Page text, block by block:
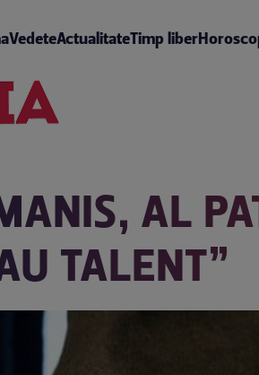
VedeteActualitateTimp liber
AL
TALENT”